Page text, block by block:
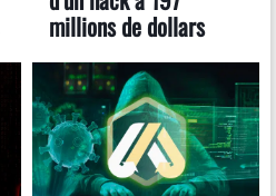
millions de dollars